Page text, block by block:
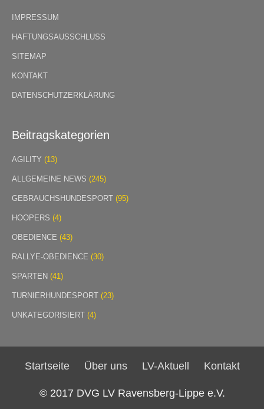
IMPRESSUM
HAFTUNGSAUSSCHLUSS
SITEMAP
KONTAKT
DATENSCHUTZERKLÄRUNG
Beitragskategorien
AGILITY (13)
ALLGEMEINE NEWS (245)
GEBRAUCHSHUNDESPORT (95)
HOOPERS (4)
OBEDIENCE (43)
RALLYE-OBEDIENCE (30)
SPARTEN (41)
TURNIERHUNDESPORT (23)
UNKATEGORISIERT (4)
Startseite Über uns LV-Aktuell Kontakt
© 2017 DVG LV Ravensberg-Lippe e.V.